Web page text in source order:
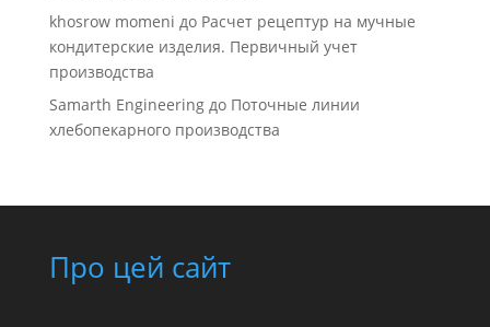
khosrow momeni до Расчет рецептур на мучные
кондитерские изделия. Первичный учет
производства
Samarth Engineeringдо Поточные линии
хлебопекарного производства
Про цей сайт